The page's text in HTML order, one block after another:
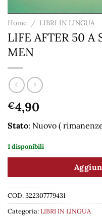
Home / LIBRI IN LINGUA
LIFE AFTER 50 A
MEN
€4,90
Stato: Nuovo (
1 disponibili
COD:322307779431
Categoria:LIBRI IN LINGUA